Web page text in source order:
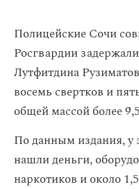
Полицейские Сочи
Росгвардии
Лутфитдина
восемь свертков и
общей массой более
По данным издания, у
нашли деньги,
наркотиков и около